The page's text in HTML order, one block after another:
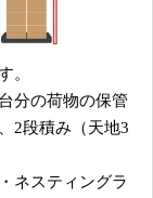
。
分の荷物の保管
2段積み（天地3
ネスティングラ